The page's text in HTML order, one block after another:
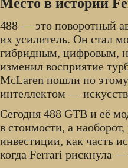
488 — это поворотный
их усилитель. Он стал
гибридным, цифровым,
изменил восприятие
McLaren пошли по
интеллектом —
Сегодня 488 GTB и её
в стоимости, а
инвестиции, как часть
когда Ferrari рискнула